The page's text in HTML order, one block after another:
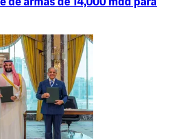
de armas de 14,000 mdd para